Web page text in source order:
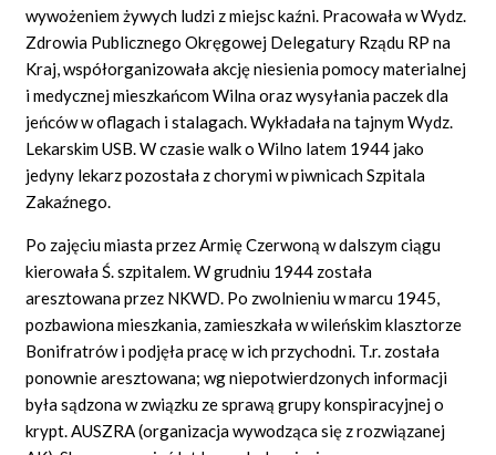
wywożeniem żywych ludzi z miejsc kaźni. Pracowała w Wydz.
Zdrowia Publicznego Okręgowej Delegatury Rządu RP na
Kraj, współorganizowała akcję niesienia pomocy materialnej
i medycznej mieszkańcom Wilna oraz wysyłania paczek dla
jeńców w oflagach i stalagach. Wykładała na tajnym Wydz.
Lekarskim USB. W czasie walk o Wilno latem 1944 jako
jedyny lekarz pozostała z chorymi w piwnicach Szpitala
Zakaźnego.
Po zajęciu miasta przez Armię Czerwoną w dalszym ciągu
kierowała Ś. szpitalem. W grudniu 1944 została
aresztowana przez NKWD. Po zwolnieniu w marcu 1945,
pozbawiona mieszkania, zamieszkała w wileńskim klasztorze
Bonifratrów i podjęła pracę w ich przychodni. T.r. została
ponownie aresztowana; wg niepotwierdzonych informacji
była sądzona w związku ze sprawą grupy konspiracyjnej o
krypt. AUSZRA (organizacja wywodząca się z rozwiązanej